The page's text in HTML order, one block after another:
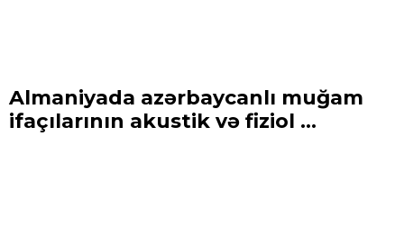
Almaniyada azərbaycanlı muğam
ifaçılarının akustik və fiziol ...